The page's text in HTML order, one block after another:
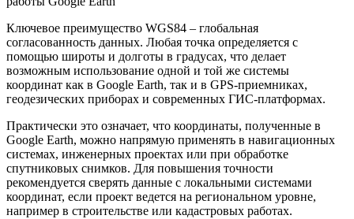
Ключевое преимущество WGS84 – глобальная
согласованность данных. Любая точка определяется с
помощью широты и долготы в градусах, что делает
возможным использование одной и той же системы
координат как в Google Earth, так и в GPS-приемниках,
геодезических приборах и современных ГИС-платформах.
Практически это означает, что координаты, полученные в
Google Earth, можно напрямую применять в навигационных
системах, инженерных проектах или при обработке
спутниковых снимков. Для повышения точности
рекомендуется сверять данные с локальными системами
координат, если проект ведется на региональном уровне,
например в строительстве или кадастровых работах.